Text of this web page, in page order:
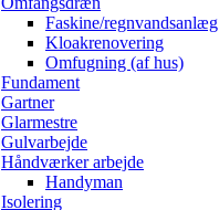
Faskine/regnvandsanlæg
Kloakrenovering
Omfugning (af hus)
Fundament
Gartner
Glarmestre
Gulvarbejde
Håndværker arbejde
Handyman
Isolering